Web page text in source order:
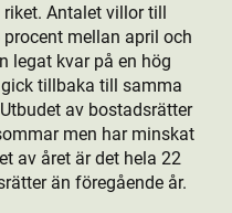
Antalet villor till
mellan april och
legat kvar på en hög
tillbaka till samma
av bostads­rätter
men har minskat
av året är det hela 22
än föregående år.